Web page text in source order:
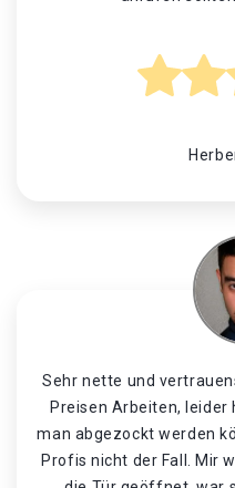
Sehr nette und
Preisen Arbeiten,
man abgezockt werden
Profis nicht der Fall. Mir